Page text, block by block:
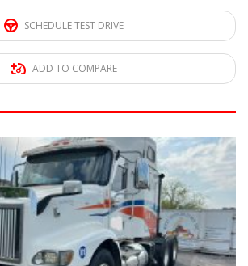
SCHEDULE TEST DRIVE
ADD TO COMPARE
VENDIDO